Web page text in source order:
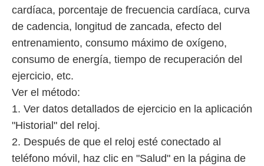
cardíaca, porcentaje de frecuencia cardíaca, curva
de cadencia, longitud de zancada, efecto del
entrenamiento, consumo máximo de oxígeno,
consumo de energía, tiempo de recuperación del
ejercicio, etc.
Ver el método:
1. Ver datos detallados de ejercicio en la aplicación
"Historial" del reloj.
2. Después de que el reloj esté conectado al
teléfono móvil, haz clic en "Salud" en la página de